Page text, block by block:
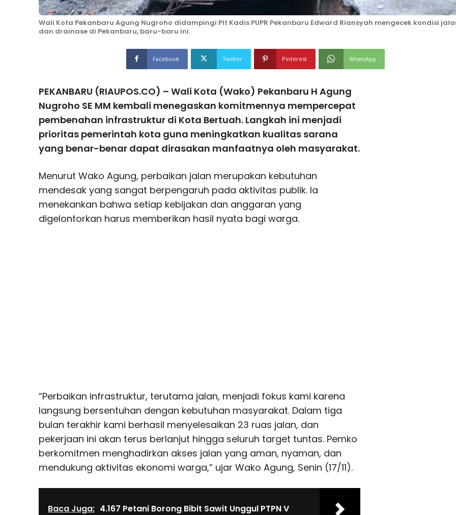
Wali Kota Pekanbaru Agung Nugroho didampingi Plt Kadis PUPR Pekanbaru Edward Riansyah mengecek kondisi
dan drainase di Pekanbaru, baru-baru ini.
Facebook Twitter Pinterest WhatsApp
PEKANBARU (RIAUPOS.CO) – Wali Kota (Wako) Pekanbaru H Agung
Nugroho SE MM kembali menegaskan komitmennya mempercepat
pembenahan infrastruktur di Kota Bertuah. Langkah ini menjadi
prioritas pemerintah kota guna meningkatkan kualitas sarana
yang benar-benar dapat dirasakan manfaatnya oleh masyarakat.
Menurut Wako Agung, perbaikan jalan merupakan kebutuhan
mendesak yang sangat berpengaruh pada aktivitas publik. Ia
menekankan bahwa setiap kebijakan dan anggaran yang
digelontorkan harus memberikan hasil nyata bagi warga.
“Perbaikan infrastruktur, terutama jalan, menjadi fokus kami karena
langsung bersentuhan dengan kebutuhan masyarakat. Dalam tiga
bulan terakhir kami berhasil menyelesaikan 23 ruas jalan, dan
pekerjaan ini akan terus berlanjut hingga seluruh target tuntas. Pemko
berkomitmen menghadirkan akses jalan yang aman, nyaman, dan
mendukung aktivitas ekonomi warga,” ujar Wako Agung, Senin (17/11).
Baca Juga: 4.167 Petani Borong Bibit Sawit Unggul PTPN V